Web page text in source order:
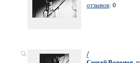
отзывов: 0
/